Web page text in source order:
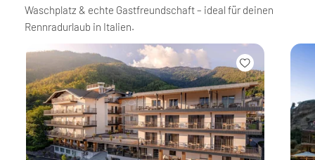
Waschplatz & echte Gastfreundschaft – ideal für deinen
Rennradurlaub in Italien.